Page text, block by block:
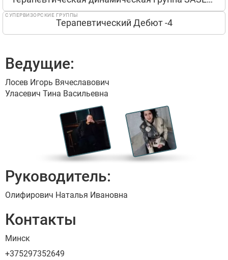
Терапевтический Дебют -4
СУПЕРВИЗОРСКИЕ ГРУППЫ
Ведущие:
Лосев Игорь Вячеславович
Уласевич Тина Васильевна
Руководитель:
Олифирович Наталья Ивановна
Контакты
Минск
+375297352649